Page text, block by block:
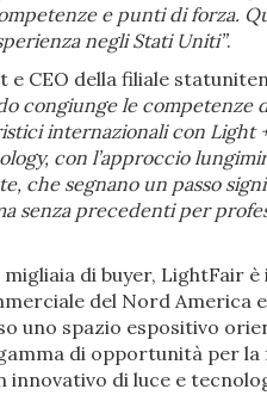
e punti di forza.
negli Stati Uniti”.
e CEO della filiale
congiunge le competenze
internazionali con Light
con l’approccio
che segnano un passo
senza precedenti per
di buyer, LightFair
del Nord America
uno spazio espositivo
di opportunità per
di luce e